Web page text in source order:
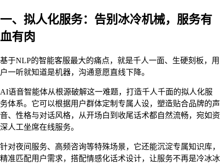
一、拟人化服务：告别冰冷机械，服务有
血有肉
基于NLP的智能客服最大的痛点，就是千人一面、生硬刻板，用
户一听就知道是机器，沟通意愿直线下降。
AI语音智能体从根源破解这一难题，打造千人千面的拟人化服
务体系。它可以根据用户群体定制专属人设，塑造贴合品牌的声
音、性格与对话风格，从开场白到收尾话术都自然流畅，宛如资
深人工坐席在线服务。
针对夜间服务、高频咨询等特殊场景，它还能沉淀专属知识库，
精准匹配用户需求，搭配情感化话术设计，让服务不再是冷冰冰